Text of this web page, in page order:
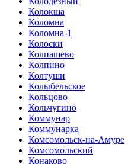
Колокша
Коломна
Коломна-1
Колоски
Колпашево
Колпино
Колтуши
Колыбельское
Кольцово
Кольчугино
Коммунар
Коммунарка
Комсомольск-на-Амуре
Комсомольский
Конаково